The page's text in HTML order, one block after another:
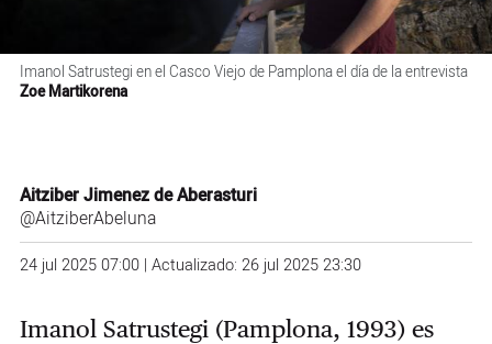
Imanol Satrustegi en el Casco Viejo de Pamplona el día de la entrevista
Zoe Martikorena
Aitziber Jimenez de Aberasturi
@AitziberAbeluna
24 jul 2025 07:00 | Actualizado: 26 jul 2025 23:30
Imanol Satrustegi (Pamplona, 1993) es